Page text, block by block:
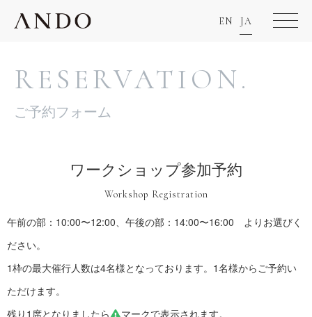
EN JA
RESERVATION.
ご予約フォーム
ワークショップ参加予約
Workshop Registration
午前の部：10:00〜12:00、午後の部：14:00〜16:00 よりお選びく
ださい。
1枠の最大催行人数は4名様となっております。1名様からご予約い
ただけます。
残り1席となりましたら
マークで表示されます。